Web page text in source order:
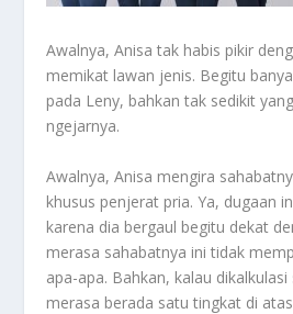
Awalnya, Anisa tak habis pikir
memikat lawan jenis. Begitu
pada Leny, bahkan tak sedikit
ngejarnya.
Awalnya, Anisa mengira
khusus penjerat pria. Ya, dugaan
karena dia bergaul begitu dekat
merasa sahabatnya ini tidak
apa-apa. Bahkan, kalau
merasa berada satu tingkat di